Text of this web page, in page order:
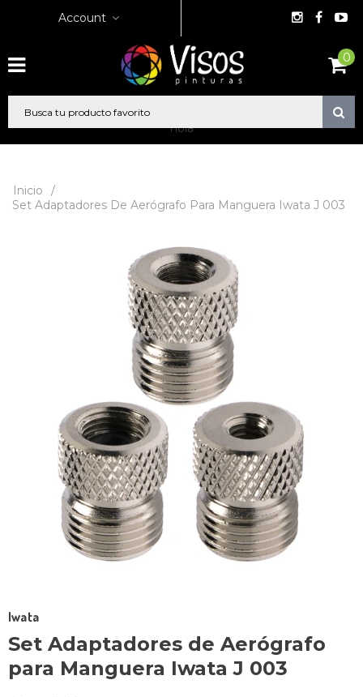
Account
0
hola
Inicio
/
Set Adaptadores De Aerógrafo Para Manguera Iwata J 003
Iwata
Set Adaptadores de Aerógrafo
para Manguera Iwata J 003